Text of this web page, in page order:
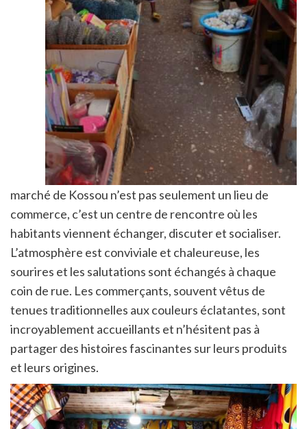
marché de Kossou n’est pas seulement un lieu de
commerce, c’est un centre de rencontre où les
habitants viennent échanger, discuter et socialiser.
L’atmosphère est conviviale et chaleureuse, les
sourires et les salutations sont échangés à chaque
coin de rue. Les commerçants, souvent vêtus de
tenues traditionnelles aux couleurs éclatantes, sont
incroyablement accueillants et n’hésitent pas à
partager des histoires fascinantes sur leurs produits
et leurs origines.